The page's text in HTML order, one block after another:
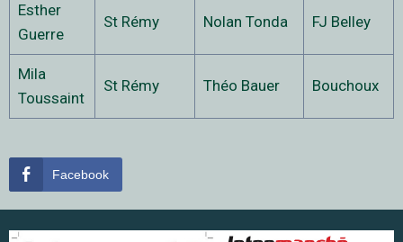
Esther
Guerre
St Rémy Nolan Tonda FJ Belley
Mila
Toussaint
St Rémy Théo Bauer Bouchoux
Facebook